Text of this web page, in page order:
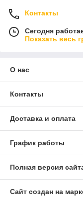
Контакты
Сегодня
Показать весь
О нас
Контакты
Доставка и оплата
График работы
Полная версия
Сайт создан на